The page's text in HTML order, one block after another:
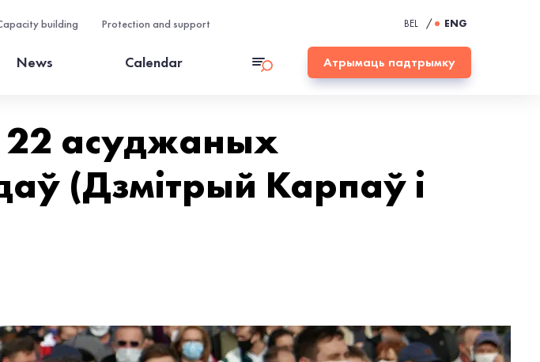
building Protection and support BEL / ENG
News Calendar Атрымаць падтрымку
22 асуджаных
(Дзмітрый Карпаў і